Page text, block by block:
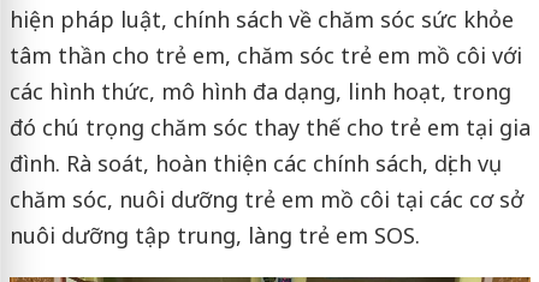
hiện pháp luật, chính sách về chăm sóc sức khỏe
tâm thần cho trẻ em, chăm sóc trẻ em mồ côi với
các hình thức, mô hình đa dạng, linh hoạt, trong
đó chú trọng chăm sóc thay thế cho trẻ em tại gia
đình. Rà soát, hoàn thiện các chính sách, dịch vụ
chăm sóc, nuôi dưỡng trẻ em mồ côi tại các cơ sở
nuôi dưỡng tập trung, làng trẻ em SOS.